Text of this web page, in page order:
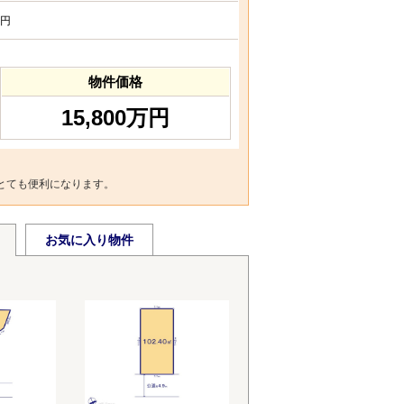
物件価格
15,800万円
も便利になります。
お気に入り物件